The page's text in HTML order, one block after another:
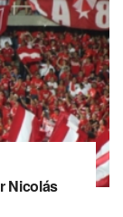
Nicolás